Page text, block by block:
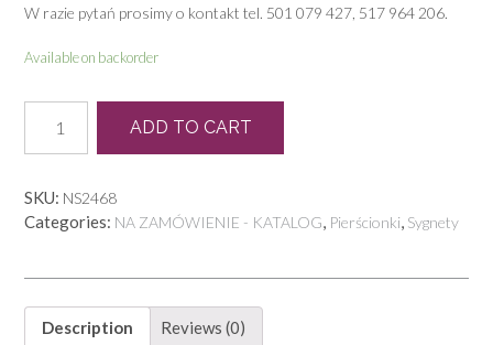
W razie pytań prosimy o kontakt tel. 501 079 427, 517 964 206.
Available on backorder
0669
quantity
ADD TO CART
SKU: NS2468
Categories: NA ZAMÓWIENIE - KATALOG, Pierścionki, Sygnety
Description Reviews (0)